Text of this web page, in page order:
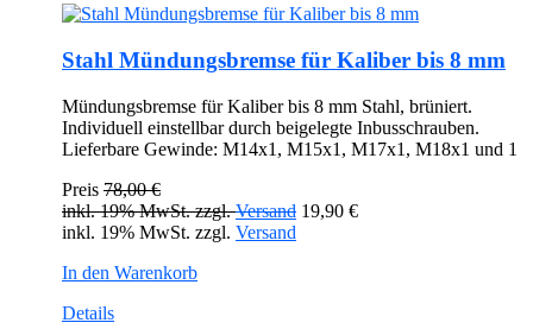
Stahl Mündungsbremse für Kaliber bis 8 mm
Mündungsbremse für Kaliber bis 8 mm Stahl, brüniert.
Individuell einstellbar durch beigelegte Inbusschrauben.
Lieferbare Gewinde: M14x1, M15x1, M17x1, M18x1 und 1
Preis 78,00 €
inkl. 19% MwSt. zzgl.Versand 19,90 €
inkl. 19% MwSt. zzgl. Versand
In den Warenkorb
Details